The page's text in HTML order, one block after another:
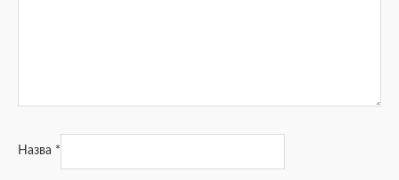
Назва *